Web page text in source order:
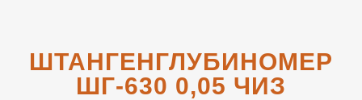
ШТАНГЕНГЛУБИНОМЕР
ШГ-630 0,05 ЧИЗ